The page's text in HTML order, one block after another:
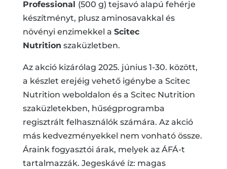
Professional (500 g) tejsavó alapú fehérje
készítményt, plusz aminosavakkal és
növényi enzimekkel a Scitec
Nutrition szaküzletben.
Az akció kizárólag 2025. június 1-30. között,
a készlet erejéig vehető igénybe a Scitec
Nutrition weboldalon és a Scitec Nutrition
szaküzletekben, hűségprogramba
regisztrált felhasználók számára. Az akció
más kedvezményekkel nem vonható össze.
Áraink fogyasztói árak, melyek az ÁFÁ-t
tartalmazzák. Jegeskávé íz: magas